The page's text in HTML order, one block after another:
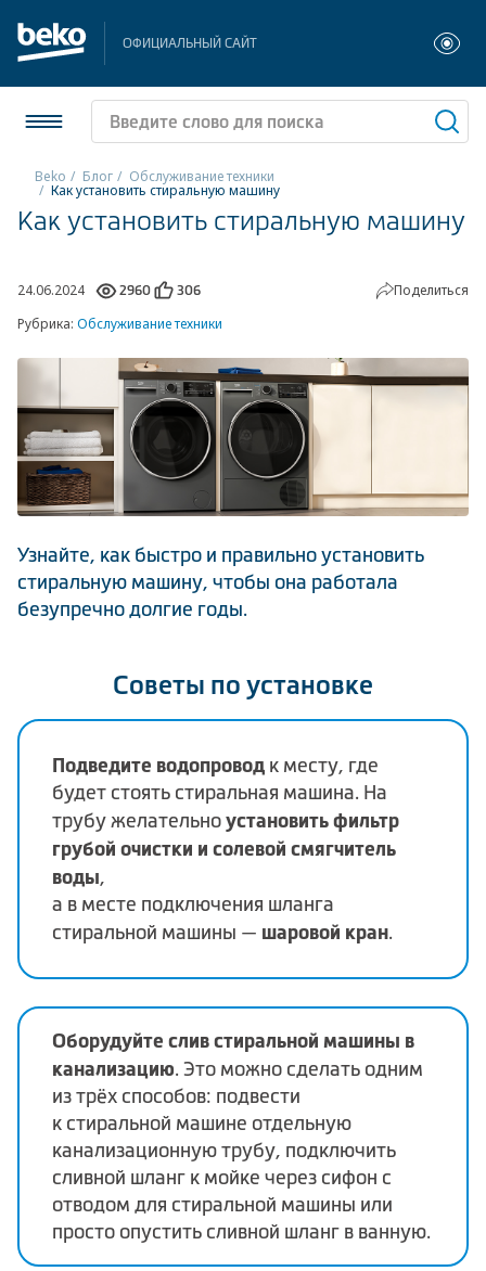
ОФИЦИАЛЬНЫЙ САЙТ
Холодильники и морозильники
Плиты
Встраиваемая техника
Малая бытовая техника
Климатическая техника
Сравнить
Beko Блог Обслуживание техники
Как установить стиральную машину
Как установить стиральную машину
24.06.2024 2960 306
Поделиться
Рубрика: Обслуживание техники
Узнайте, как быстро и правильно установить
стиральную машину, чтобы она работала
безупречно долгие годы.
Советы по установке
Подведите водопровод к месту, где
будет стоять стиральная машина. На
трубу желательно установить фильтр
грубой очистки и солевой смягчитель
воды,
а в месте подключения шланга
стиральной машины — шаровой кран.
Оборудуйте слив стиральной машины в
канализацию. Это можно сделать одним
из трёх способов: подвести
к стиральной машине отдельную
канализационную трубу, подключить
сливной шланг к мойке через сифон с
отводом для стиральной машины или
просто опустить сливной шланг в ванную.